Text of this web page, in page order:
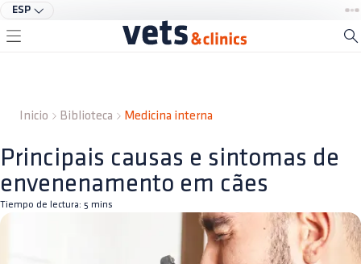
ESP
Inicio Biblioteca Medicina interna
Principais causas e sintomas de
envenenamento em cães
Tiempo de lectura: 5 mins